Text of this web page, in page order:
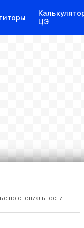
ЦЭ
по специальности